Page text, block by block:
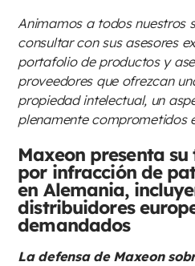
Animamos a todos nuestros
consultar con sus asesores
portafolio de productos y
proveedores que ofrezcan
propiedad intelectual, un
plenamente comprometidos
Maxeon presenta
por infracción de
en Alemania,
distribuidores
demandados
La defensa de Maxeon